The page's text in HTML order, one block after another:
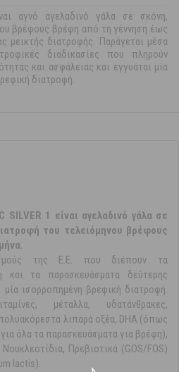
αγνό αγελαδινό γάλα σε σκόνη,
βρέφους βρέφη από τη γέννηση έως
μεικτής διατροφής. Παράγεται μέσα
διαδικασίες που πληρούν
και ασφάλειας και εγγυάται μία
διατροφή.
SILVER 1 είναι αγελαδινό γάλα σε
του τελειόμηνου βρέφους
της Ε.Ε. που διέπουν τα
και τα παρασκευάσματα δεύτερης
ισορροπημένη βρεφική διατροφή.
μέταλλα, υδατάνθρακες,
λιπαρά οξέα, DHA (όπως
όλα τα παρασκευάσματα για βρέφη),
Πρεβιοτικά (GOS/FOS)
lactis).